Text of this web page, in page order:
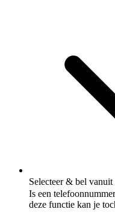
Selecteer & bel
Is een
deze functie kan je